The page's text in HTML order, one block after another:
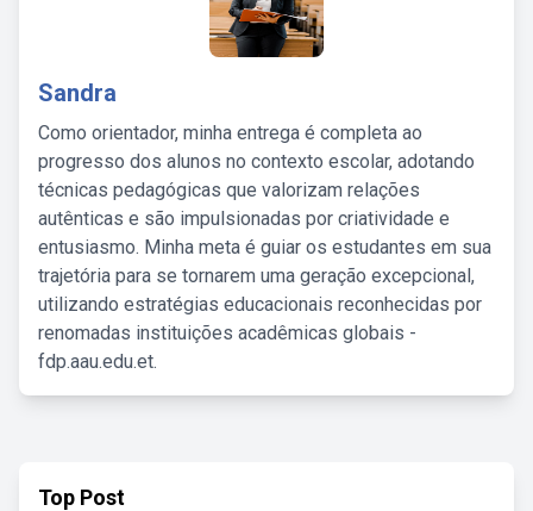
Sandra
Como orientador, minha entrega é completa ao
progresso dos alunos no contexto escolar, adotando
técnicas pedagógicas que valorizam relações
autênticas e são impulsionadas por criatividade e
entusiasmo. Minha meta é guiar os estudantes em sua
trajetória para se tornarem uma geração excepcional,
utilizando estratégias educacionais reconhecidas por
renomadas instituições acadêmicas globais -
fdp.aau.edu.et.
Top Post